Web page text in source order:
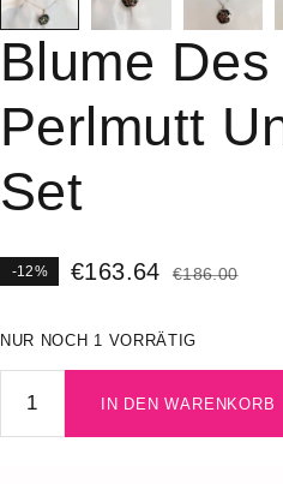
Blume
Perlmutt
Set
-12% €186.00
€163.64
NUR NOCH 1 VORRÄTIG
IN DEN WARENKORB